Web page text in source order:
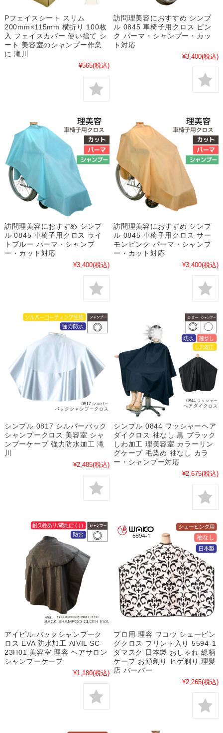
Pフェイスシート スリム
200mm×115mm 横折り 100枚
入 フェイスカバー 使い捨て シ
ート 美容室のシャンプー作業
に 滝川
¥565(税込)
訪問理美容におすすめ シンプ
ル 0845 車椅子用クロス ピン
ク パーマ・シャンプー・カッ
ト対応
¥3,400(税込)
訪問理美容におすすめ シンプ
ル 0845 車椅子用クロス ライ
トブルー パーマ・シャンプ
ー・カット対応
¥3,400(税込)
訪問理美容におすすめ シンプ
ル 0845 車椅子用クロス サー
モンピンク パーマ・シャンプ
ー・カット対応
¥3,400(税込)
シンプル 0817 シルバーバック
シャンプークロス 美容室 シャ
ンプーケープ 強力防水加工 滝
川
¥2,485(税込)
シンプル 0844 ワッシャーヘア
ダイクロス 袖なし 黒 ブラック
しわ加工 理美容室 カラーリン
グケープ 毛染め 袖なし カラ
ー・シャンプー対応
¥2,675(税込)
アイビル バックシャンプーク
ロス EVA 防水加工 AIVIL SC-
23H01 美容室 理容 ヘアサロン
シャンプーケープ
¥1,180(税込)
プロ用 理容 ワコウ シェービン
グクロス プリント入り 5594-1
ダマスク 日本製 おしゃれ 総柄
ケープ お顔剃り ヒゲ剃り 理髪
店 バーバー
¥2,265(税込)